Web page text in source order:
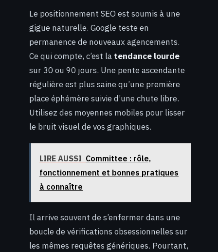
Le positionnement SEO est soumis à une
gigue naturelle. Google teste en
permanence de nouveaux agencements.
Ce qui compte, c’est la tendance lourde
sur 30 ou 90 jours. Une pente ascendante
régulière est plus saine qu’une première
place éphémère suivie d’une chute libre.
Utilisez des moyennes mobiles pour lisser
le bruit visuel de vos graphiques.
LIRE AUSSI Committee : rôle,
fonctionnement et bonnes pratiques
à connaître
Il arrive souvent de s’enfermer dans une
boucle de vérifications obsessionnelles sur
les mêmes requêtes génériques. Pourtant,